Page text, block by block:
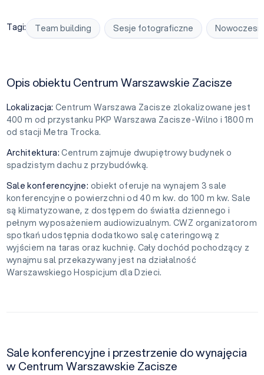
Tagi: Team building Sesje fotograficzne
Opis obiektu Centrum Warszawskie Zacisze
Lokalizacja: Centrum Warszawa Zacisze zlokalizowane jest
400 m od przystanku PKP Warszawa Zacisze-Wilno i 1800 m
od stacji Metra Trocka.
Architektura: Centrum zajmuje dwupiętrowy budynek o
spadzistym dachu z przybudówką.
Sale konferencyjne: obiekt oferuje na wynajem 3 sale
konferencyjne o powierzchni od 40 m kw. do 100 m kw. Sale
są klimatyzowane, z dostępem do światła dziennego i
pełnym wyposażeniem audiowizualnym. CWZ organizatorom
spotkań udostępnia dodatkowo salę cateringową z
wyjściem na taras oraz kuchnię. Cały dochód pochodzący z
wynajmu sal przekazywany jest na działalność
Warszawskiego Hospicjum dla Dzieci.
Sale konferencyjne i przestrzenie do wynajęcia
w Centrum Warszawskie Zacisze